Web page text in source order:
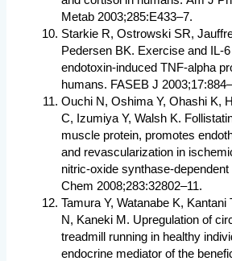
Metab 2003;285:E433–7.
Starkie R, Ostrowski SR,
Pedersen BK. Exercise and IL-
endotoxin-induced TNF-alpha
humans. FASEB J
Ouchi N, Oshima Y, Ohashi K,
C, Izumiya Y, Walsh K.
muscle protein, promotes
and revascularization in
nitric-oxide synthase-
Chem 2008;283:32802–11.
Tamura Y, Watanabe K,
N, Kaneki M. Upregulation of
treadmill running in healthy
endocrine mediator of the